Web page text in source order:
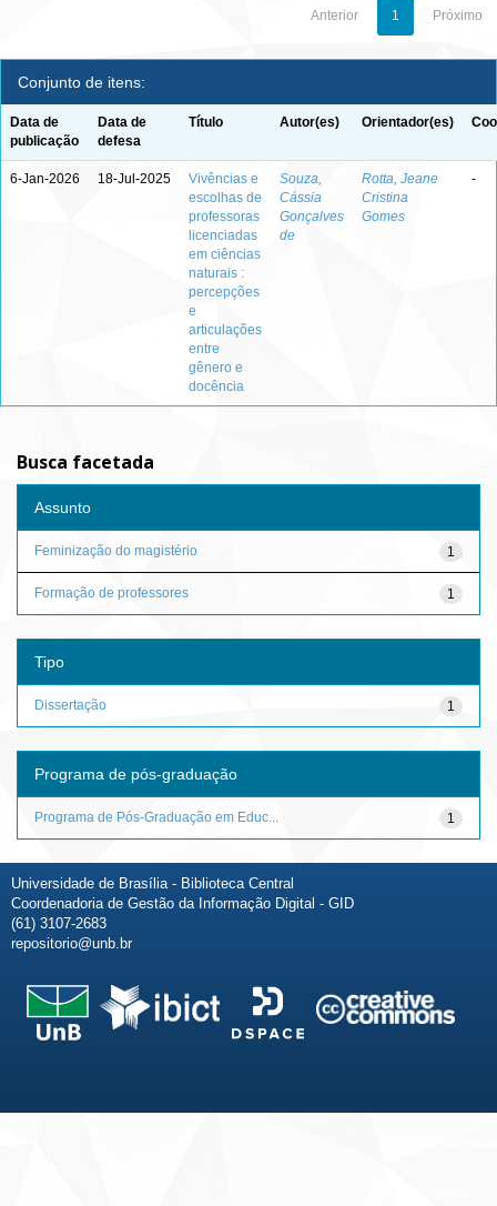
Anterior 1 Próximo
Conjunto de itens:
Data de
publicação
Data de
defesa
Título Autor(es) Orientador(es)
6-Jan-2026 18-Jul-2025
Vivências e
escolhas de
professoras
licenciadas
em ciências
naturais :
percepções
e
articulações
entre
gênero e
docência
Souza,
Cássia
Gonçalves
de
Rotta, Jeane
Cristina
Gomes
-
Busca facetada
Assunto
1
Feminização do magistério
1
Formação de professores
Tipo
1
Dissertação
Programa de pós-graduação
1
Programa de Pós-Graduação em Educ...
Universidade de Brasília - Biblioteca Central
Coordenadoria de Gestão da Informação Digital - GID
(61) 3107-2683
repositorio@unb.br